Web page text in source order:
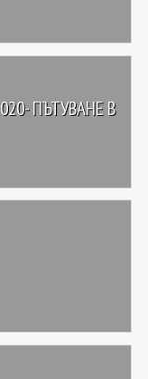
ПЪТУВАНЕ В